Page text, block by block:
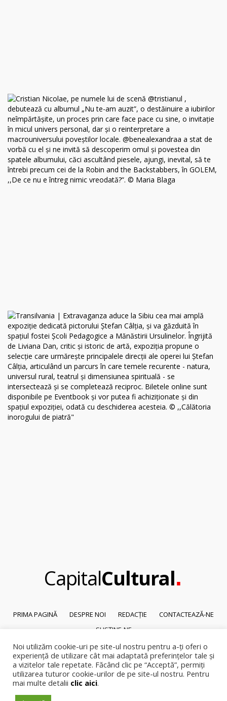
CapitalCultural.
PRIMA PAGINĂ DESPRE NOI REDACȚIE
CONTACTEAZĂ-NE
SUSȚINE-NE
© 2026Capital Cultural
Reproducerea integrală sau parțială a textelor sau a ilustrațiilor din orice
pagină a site-ului este posibilă numai cu acordul prealabil scris al Capital
Noi utilizăm cookie-uri pe site-ul nostru pentru a-ți oferi o
experiență de utilizare cât mai adaptată preferințelor tale și
a vizitelor tale repetate. Făcând clic pe “Acceptă”, permiți
utilizarea tuturor cookie-urilor de pe site-ul nostru. Pentru
mai multe detalii clic aici.